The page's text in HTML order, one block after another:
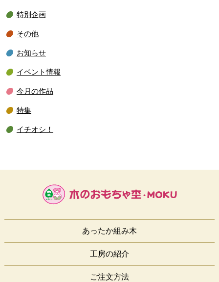
特別企画
その他
お知らせ
イベント情報
今月の作品
特集
イチオシ！
あったか組み木
工房の紹介
ご注文方法